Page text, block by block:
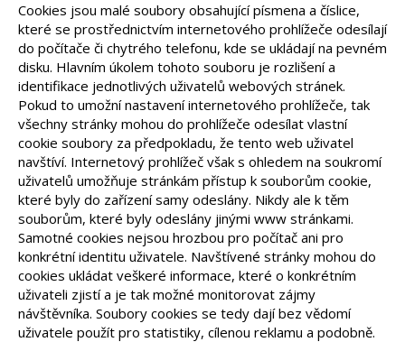
Cookies jsou malé soubory obsahující písmena a číslice,
které se prostřednictvím internetového prohlížeče odesílají
do počítače či chytrého telefonu, kde se ukládají na pevném
disku. Hlavním úkolem tohoto souboru je rozlišení a
identifikace jednotlivých uživatelů webových stránek.
Pokud to umožní nastavení internetového prohlížeče, tak
všechny stránky mohou do prohlížeče odesílat vlastní
cookie soubory za předpokladu, že tento web uživatel
navštíví. Internetový prohlížeč však s ohledem na soukromí
uživatelů umožňuje stránkám přístup k souborům cookie,
které byly do zařízení samy odeslány. Nikdy ale k těm
souborům, které byly odeslány jinými www stránkami.
Samotné cookies nejsou hrozbou pro počítač ani pro
konkrétní identitu uživatele. Navštívené stránky mohou do
cookies ukládat veškeré informace, které o konkrétním
uživateli zjistí a je tak možné monitorovat zájmy
návštěvníka. Soubory cookies se tedy dají bez vědomí
uživatele použít pro statistiky, cílenou reklamu a podobně.